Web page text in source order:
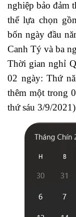
nghiệp bảo đảm
thể lựa chọn
bốn ngày đầu
Canh Tý và ba
Thời gian nghỉ
02 ngày: Thứ
thêm một trong
thứ sáu 3/9/